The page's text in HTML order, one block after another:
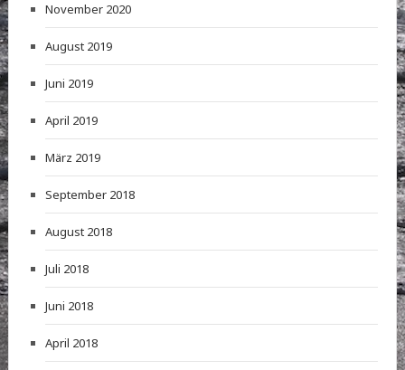
November 2020
August 2019
Juni 2019
April 2019
März 2019
September 2018
August 2018
Juli 2018
Juni 2018
April 2018